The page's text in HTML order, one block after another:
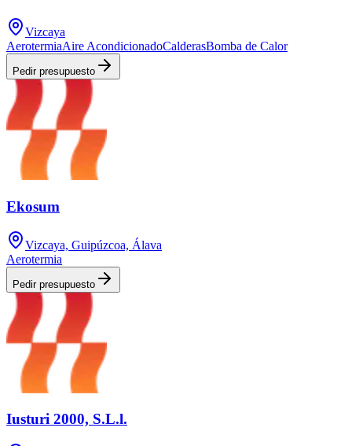
Vizcaya
AerotermiaAire AcondicionadoCalderasBomba de Calor
Pedir presupuesto
Ekosum
Vizcaya, Guipúzcoa, Álava
Aerotermia
Pedir presupuesto
Iusturi 2000, S.L.l.